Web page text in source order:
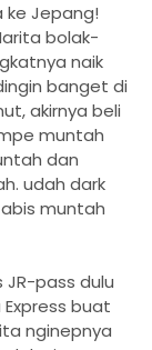
ke Jepang!
bolak-
naik
banget di
akirnya beli
muntah
dan
udah dark
muntah
pass dulu
buat
nginepnya